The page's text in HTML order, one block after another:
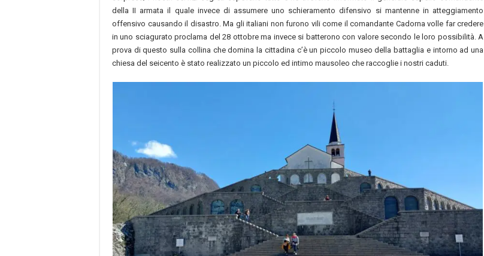
della II armata il quale invece di assumere uno schieramento difensivo si mantenne in atteggiamento
offensivo causando il disastro. Ma gli italiani non furono vili come il comandante Cadorna volle far credere
in uno sciagurato proclama del 28 ottobre ma invece si batterono con valore secondo le loro possibilità. A
prova di questo sulla collina che domina la cittadina c’è un piccolo museo della battaglia e intorno ad una
chiesa del seicento è stato realizzato un piccolo ed intimo mausoleo che raccoglie i nostri caduti.